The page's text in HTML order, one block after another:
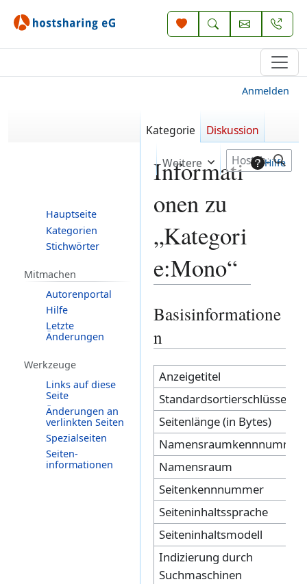
Hilfe
Informati
onen zu
„Kategori
e:Mono“
Zur
springen
Zur
springen
Basisinformatione
n
Anzeigetitel
Standardsortierschlüssel
Seitenlänge (in Bytes)
Namensraumkennnummer
Namensraum
Seitenkennnummer
Seiteninhaltssprache
Seiteninhaltsmodell
Indizierung durch
Suchmaschinen
Anmelden
Kategorie Diskussion
Weitere
S
u
h
e
Hauptseite
Kategorien
Stichwörter
Mitmachen
Autorenportal
Hilfe
Letzte
Änderungen
Werkzeuge
Links auf diese
Seite
Änderungen an
verlinkten Seiten
Spezialseiten
Seiten­­
informationen